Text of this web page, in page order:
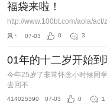
福袋来啦！
http://www.100bt.com/aola/act/
风丶 07-03 0 3
01年的十二岁开始
今年25岁了非常怀念小时候同
去回不
414025390 07-03 0 1